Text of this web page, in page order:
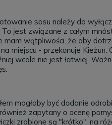
sosu należy do
jest związane z całym
wątpliwości, że aby
miejscu - przekonuje Kieżun.
wcale nie jest łatwiej.
mogłoby być dodanie
zapytany o ocenę
zrobione są "krótko", na